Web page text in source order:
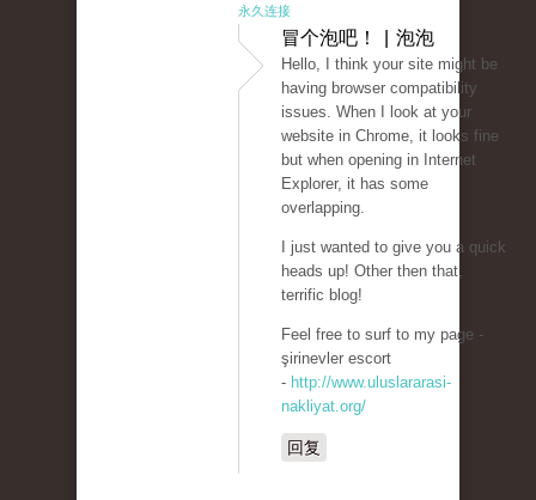
永久连接
冒个泡吧！ | 泡泡
Hello, I think your site might be
having browser compatibility
issues. When I look at your
website in Chrome, it looks fine
but when opening in Internet
Explorer, it has some
overlapping.
I just wanted to give you a quick
heads up! Other then that,
terrific blog!
Feel free to surf to my page -
şirinevler escort
- http://www.uluslararasi-
nakliyat.org/
回复